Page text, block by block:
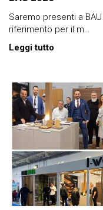
Saremo presenti a
riferimento per il m…
Leggi tutto